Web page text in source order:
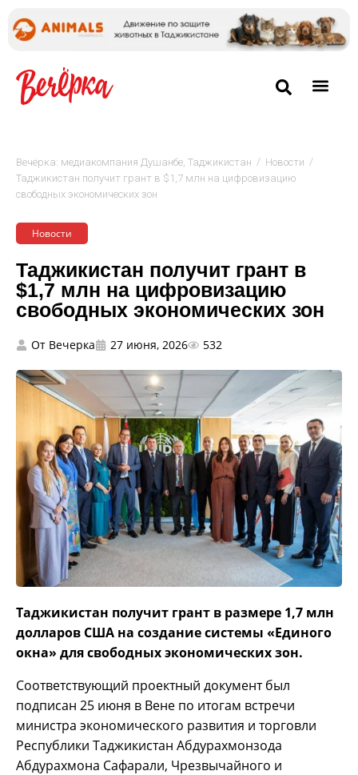
Вечёрка: медиакомпания Душанбе, Таджикистан / Новости /
Таджикистан получит грант в $1,7 млн на цифровизацию
свободных экономических зон
Новости
Таджикистан получит грант в
$1,7 млн на цифровизацию
свободных экономических зон
От Вечерка 27 июня, 2026 532
Таджикистан получит грант в размере 1,7 млн
долларов США на создание системы «Единого
окна» для свободных экономических зон.
Соответствующий проектный документ был
подписан 25 июня в Вене по итогам встречи
министра экономического развития и торговли
Республики Таджикистан Абдурахмонзода
Абдурахмона Сафарали, Чрезвычайного и